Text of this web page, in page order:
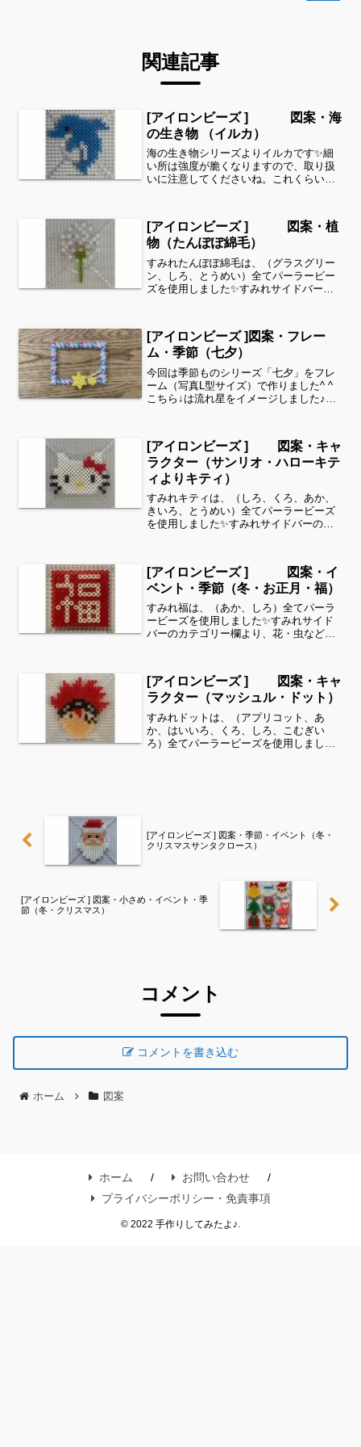
関連記事
[アイロンビーズ ] 図案・海
の生き物 （イルカ）
海の生き物シリーズよりイルカです✨細
い所は強度が脆くなりますので、取り扱
いに注意してくださいね。これくらいの
は、ある程度の形を先に作ってあげて、
「○色だけ埋めてみてね」等...
[アイロンビーズ ] 図案・植
物（たんぽぽ綿毛）
すみれたんぽぽ綿毛は、（グラスグリー
ン、しろ、とうめい）全てパーラービー
ズを使用しました✨すみれサイドバーの
がありましたら、他の図案もぜひ覗いて
みてください^ ^こちら...
[アイロンビーズ ]図案・フレー
ム・季節（七夕）
今回は季節ものシリーズ「七夕」をフレ
ーム（写真L型サイズ）で作りました^ ^
こちら↓は流れ星をイメージしました♪星
^こちら↓は天の川と笹飾りをイメージし
ました✨我が...
[アイロンビーズ ] 図案・キャ
ラクター（サンリオ・ハローキテ
ィよりキティ）
すみれキティは、（しろ、くろ、あか、
きいろ、とうめい）全てパーラービーズ
を使用しました✨すみれサイドバーのカ
ありましたら、他の図案もぜひ覗いてみ
てください^ ^キャラク...
[アイロンビーズ ] 図案・イ
ベント・季節（冬・お正月・福）
すみれ福は、（あか、しろ）全てパーラ
ービーズを使用しました✨すみれサイド
バーのカテゴリー欄より、花・虫などシ
覗いてみてください^ ^今回は「お正月」
特集！細い所は強度が...
[アイロンビーズ ] 図案・キャ
ラクター（マッシュル・ドット）
すみれドットは、（アプリコット、あ
か、はいいろ、くろ、しろ、こむぎい
ろ）全てパーラービーズを使用しました
[アイロンビーズ ] 図案・季節・イベント（冬・
クリスマスサンタクロース）
[アイロンビーズ ] 図案・小さめ・イベント・季
節（冬・クリスマス）
コメント
コメントを書き込む
ホーム 図案
ホーム
お問い合わせ
プライバシーポリシー・免責事項
© 2022 手作りしてみたよ♪.